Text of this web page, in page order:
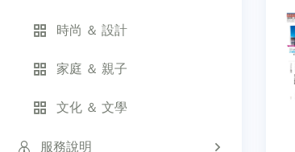
時尚 ＆ 設計
家庭 ＆ 親子
文化 ＆ 文學
服務說明